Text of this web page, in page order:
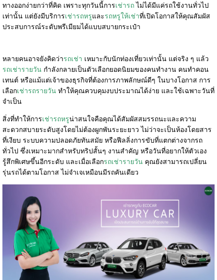
ทางออกง่ายกว่าที่คิด เพราะทุกวันนี้การเช่ารถไม่ได้มีแค่รถใช้งานทั่วไป
เท่านั้น แต่ยังมีบริการเช่ารถหรูและรถหรูให้เช่าที่เปิดโอกาสให้คุณสัมผัส
ประสบการณ์ระดับพรีเมียมได้แบบสบายกระเป๋า
หลายคนอาจยังคิดว่ารถเช่า เหมาะกับนักท่องเที่ยวเท่านั้น แต่จริง ๆ แล้ว
รถเช่ารายวันกำลังกลายเป็นตัวเลือกยอดนิยมของคนทำงาน คนทำคอน
เทนต์ หรือแม้แต่เจ้าของธุรกิจที่ต้องการภาพลักษณ์ดีๆ ในบางโอกาส การ
เลือกเช่ารถรายวันทำให้คุณควบคุมงบประมาณได้ง่าย และใช้เฉพาะวันที่
จำเป็น
สิ่งที่ทำให้การเช่ารถหรูน่าสนใจคือคุณได้สัมผัสสมรรถนะและความ
สะดวกสบายระดับสูงโดยไม่ต้องผูกพันระยะยาว ไม่ว่าจะเป็นห้องโดยสาร
ที่เงียบ ระบบความปลอดภัยทันสมัย หรือฟีลลิ่งการขับที่แตกต่างจากรถ
ทั่วไป ซึ่งเหมาะมากสำหรับทริปสั้นๆ งานสำคัญ หรือวันที่อยากให้ตัวเอง
รู้สึกพิเศษขึ้นอีกระดับ และเมื่อเลือกรถเช่ารายวันคุณยังสามารถเปลี่ยน
รุ่นรถได้ตามโอกาส ไม่จำเจเหมือนมีรถคันเดียว